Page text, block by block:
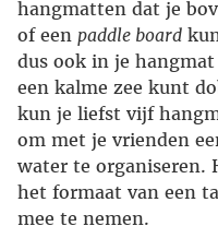
hangmatten dat je
of een paddle board
dus ook in je
een kalme zee kunt
kun je liefst vijf
om met je vrienden
water te organiseren.
het formaat van een
mee te nemen.